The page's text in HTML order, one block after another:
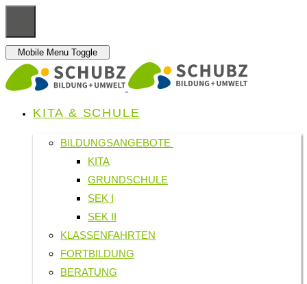
Mobile Menu Toggle
KITA & SCHULE
BILDUNGSANGEBOTE
KITA
GRUNDSCHULE
SEK I
SEK II
KLASSENFAHRTEN
FORTBILDUNG
BERATUNG